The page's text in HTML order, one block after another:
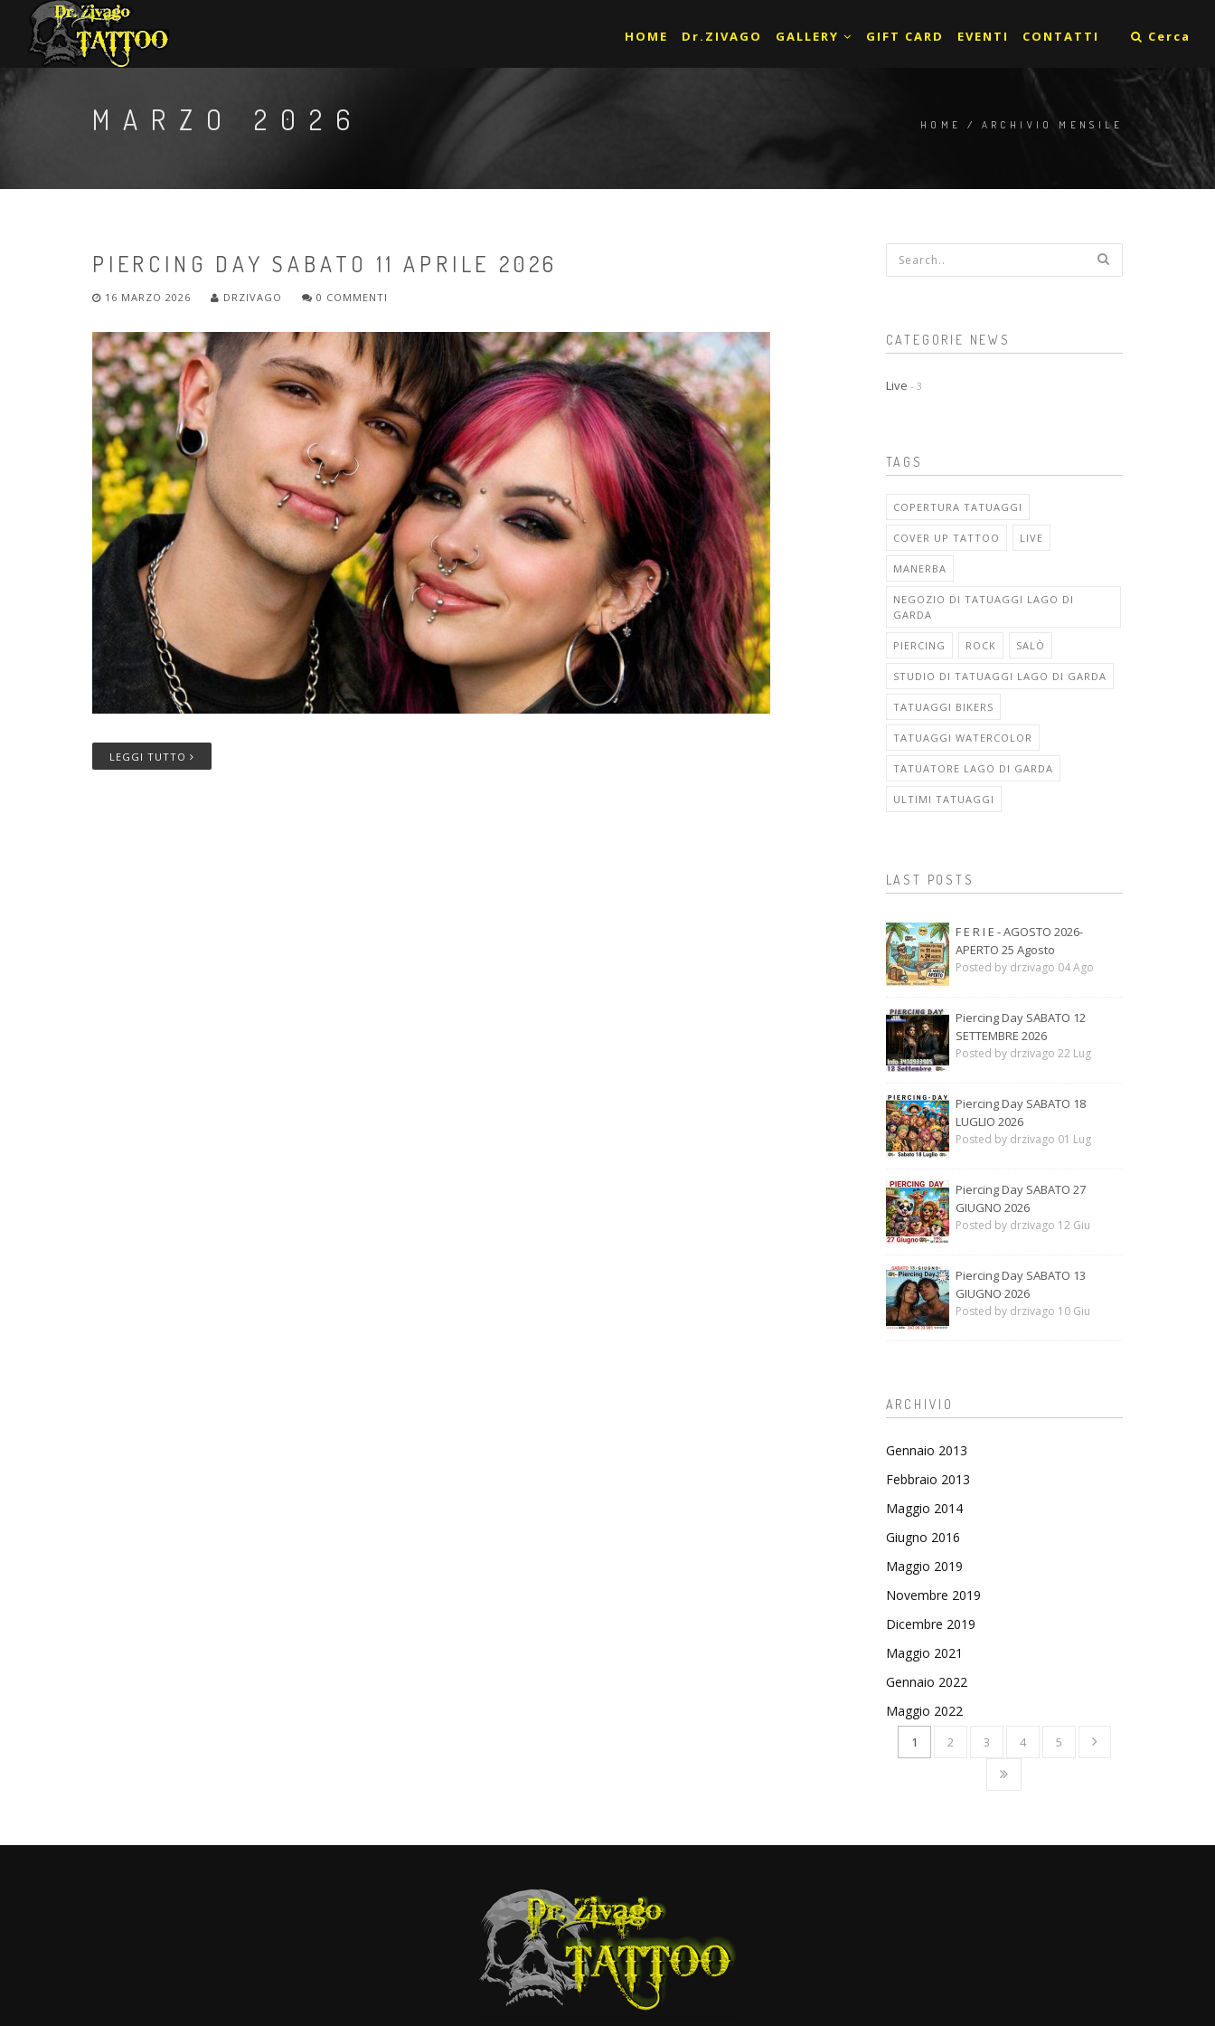
HOME Dr.ZIVAGO GALLERY GIFT CARD EVENTI CONTATTI Cerca
MARZO 2026 HOME / ARCHIVIO MENSILE
PIERCING DAY SABATO 11 APRILE 2026
16 MARZO 2026 DRZIVAGO 0 COMMENTI
LEGGI TUTTO
Form di ricerca
CATEGORIE NEWS
Live - 3
TAGS
COPERTURA TATUAGGI
COVER UP TATTOO LIVE
MANERBA
NEGOZIO DI TATUAGGI LAGO DI
GARDA
PIERCING ROCK SALÒ
STUDIO DI TATUAGGI LAGO DI GARDA
TATUAGGI BIKERS
TATUAGGI WATERCOLOR
TATUATORE LAGO DI GARDA
ULTIMI TATUAGGI
LAST POSTS
F E R I E - AGOSTO 2026-
APERTO 25 Agosto
Posted by drzivago 04 Ago
Piercing Day SABATO 12
SETTEMBRE 2026
Posted by drzivago 22 Lug
Piercing Day SABATO 18
LUGLIO 2026
Posted by drzivago 01 Lug
Piercing Day SABATO 27
GIUGNO 2026
Posted by drzivago 12 Giu
Piercing Day SABATO 13
GIUGNO 2026
Posted by drzivago 10 Giu
ARCHIVIO
Gennaio 2013
Febbraio 2013
Maggio 2014
Giugno 2016
Maggio 2019
Novembre 2019
Dicembre 2019
Maggio 2021
Gennaio 2022
Maggio 2022
1 2 3 4 5